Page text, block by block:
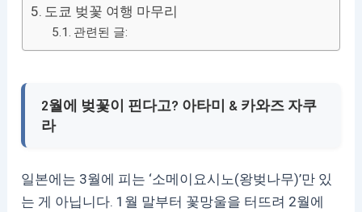
도쿄 벚꽃 여행 마무리
관련된 글:
2월에 벚꽃이 핀다고? 아타미 & 카와즈 자쿠
라
일본에는 3월에 피는 ‘소메이요시노(왕벚나무)’만 있
는 게 아닙니다. 1월 말부터 꽃망울을 터뜨려 2월에